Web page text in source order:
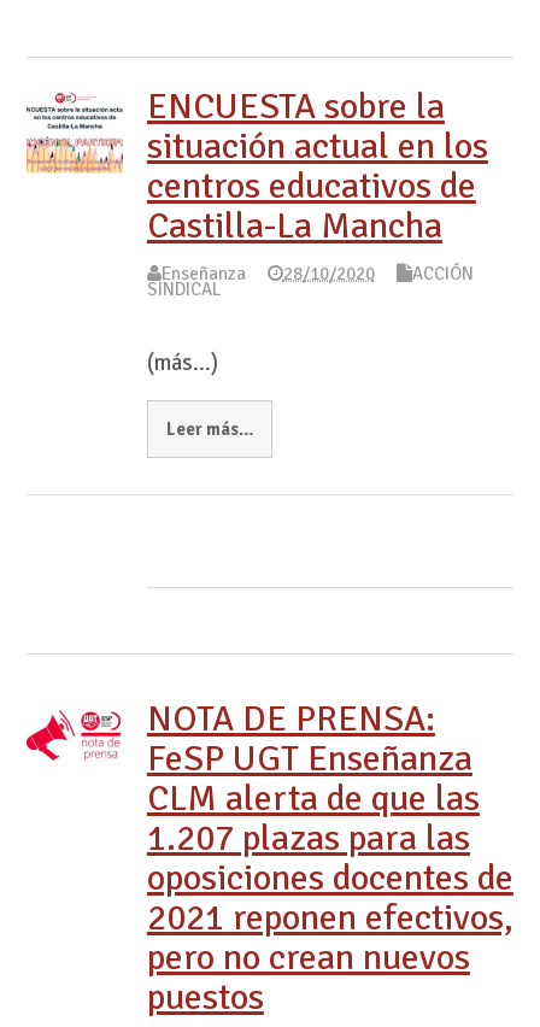
ENCUESTA sobre la
situación actual en los
centros educativos de
Castilla-La Mancha
Enseñanza 28/10/2020 ACCIÓN
SINDICAL
(más…)
Leer más…
NOTA DE PRENSA:
FeSP UGT Enseñanza
CLM alerta de que las
1.207 plazas para las
oposiciones docentes de
2021 reponen efectivos,
pero no crean nuevos
puestos